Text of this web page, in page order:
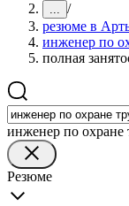
... /
резюме в
инженер по
полная
инженер по охране
Резюме